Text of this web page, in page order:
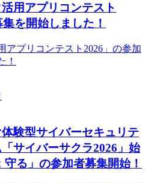
活用アプリコンテスト
を開始しました！
アプリコンテスト2026」の参加
！
験型サイバーセキュリテ
サイバーサクラ2026」始
る」の参加者募集開始！